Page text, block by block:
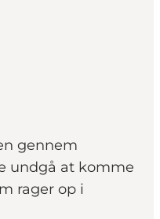
gennem
undgå at komme
rager op i